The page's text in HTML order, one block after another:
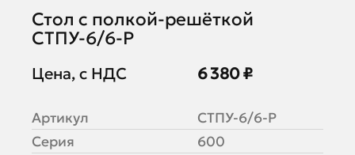
Стол с полкой-решёткой
СТПУ-6/6-Р
Цена, с НДС 6 380 ₽
Артикул
СТПУ-6/6-Р
Серия
600